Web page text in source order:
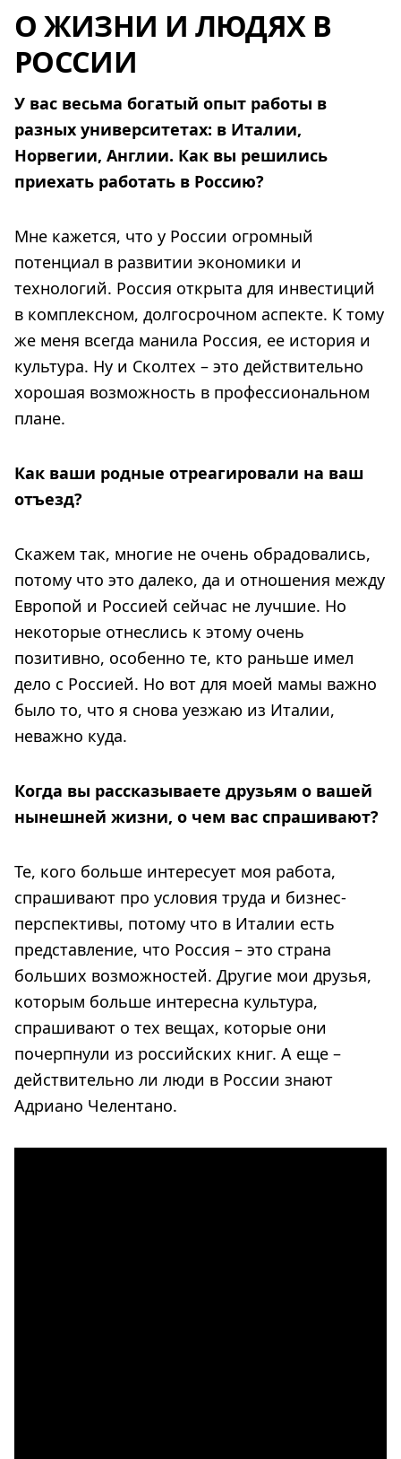
О ЖИЗНИ И ЛЮДЯХ В
РОССИИ
У вас весьма богатый опыт работы в
разных университетах: в Италии,
Норвегии, Англии. Как вы решились
приехать работать в Россию?
Мне кажется, что у России огромный
потенциал в развитии экономики и
технологий. Россия открыта для инвестиций
в комплексном, долгосрочном аспекте. К тому
же меня всегда манила Россия, ее история и
культура. Ну и Сколтех – это действительно
хорошая возможность в профессиональном
плане.
Как ваши родные отреагировали на ваш
отъезд?
Скажем так, многие не очень обрадовались,
потому что это далеко, да и отношения между
Европой и Россией сейчас не лучшие. Но
некоторые отнеслись к этому очень
позитивно, особенно те, кто раньше имел
дело с Россией. Но вот для моей мамы важно
было то, что я снова уезжаю из Италии,
неважно куда.
Когда вы рассказываете друзьям о вашей
нынешней жизни, о чем вас спрашивают?
Те, кого больше интересует моя работа,
спрашивают про условия труда и бизнес-
перспективы, потому что в Италии есть
представление, что Россия – это страна
больших возможностей. Другие мои друзья,
которым больше интересна культура,
спрашивают о тех вещах, которые они
почерпнули из российских книг. А еще –
действительно ли люди в России знают
Адриано Челентано.